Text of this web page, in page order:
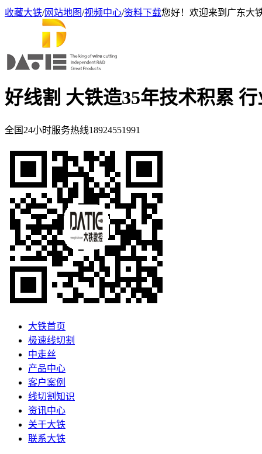
收藏大铁/网站地图/视频中心/资料下载您好！欢迎来到广东大
好线割 大铁造35年技术积累
全国24小时服务热线18924551991
大铁首页
极速线切割
中走丝
产品中心
客户案例
线切割知识
资讯中心
关于大铁
联系大铁